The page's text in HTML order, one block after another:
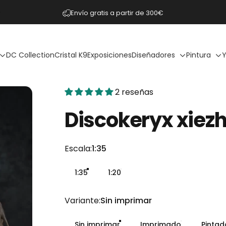
Envío gratis a partir de 300€
DC CollectionCristal K9ExposicionesDiseñadores Pintura
2 reseñas
Discokeryx
Escala
Escala:1:35
1:35 1:20
Variante
Variante:Sin imprimar